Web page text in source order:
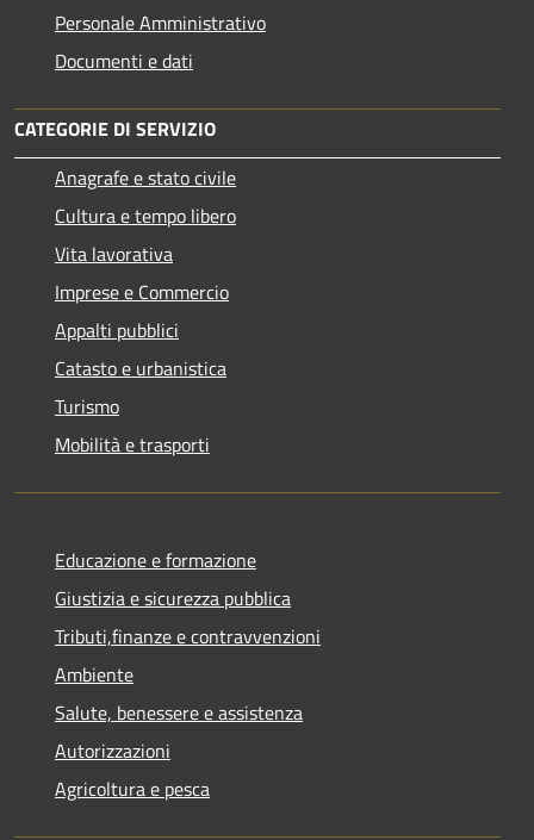
Personale Amministrativo
Documenti e dati
CATEGORIE DI SERVIZIO
Anagrafe e stato civile
Cultura e tempo libero
Vita lavorativa
Imprese e Commercio
Appalti pubblici
Catasto e urbanistica
Turismo
Mobilità e trasporti
Educazione e formazione
Giustizia e sicurezza pubblica
Tributi,finanze e contravvenzioni
Ambiente
Salute, benessere e assistenza
Autorizzazioni
Agricoltura e pesca